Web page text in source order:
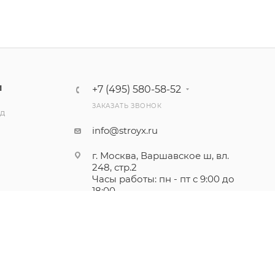
+7 (495) 580-58-52
ЗАКАЗАТЬ ЗВОНОК
info@stroyx.ru
г. Москва, Варшавское ш, вл.
248, стр.2
Часы работы: пн - пт с 9:00 до
18:00